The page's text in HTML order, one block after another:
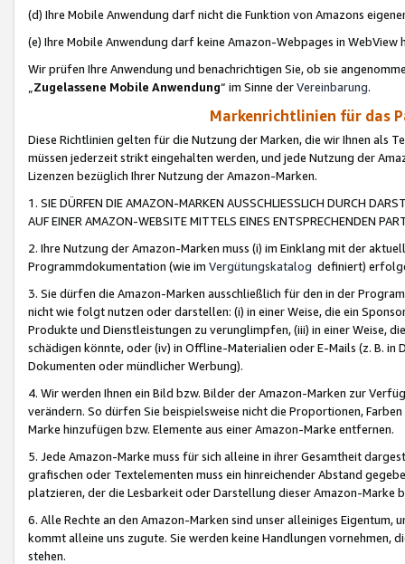
(d) Ihre Mobile Anwendung darf nicht die Funktion von Amazons
(e) Ihre Mobile Anwendung darf keine Amazon-Webpages in WebView
Wir prüfen Ihre Anwendung und benachrichtigen Sie, ob sie
„Zugelassene Mobile Anwendung“ im Sinne derVereinbarung.
Markenrichtlinien für das
Diese Richtlinien gelten für die Nutzung der Marken, die wir Ihnen als
müssen jederzeit strikt eingehalten werden, und jede Nutzung der
Lizenzen bezüglich Ihrer Nutzung der Amazon-Marken.
1. SIE DÜRFEN DIE AMAZON-MARKEN AUSSCHLIESSLICH DURCH
AUF EINER AMAZON-WEBSITE MITTELS EINES ENTSPRECHENDEN
2. Ihre Nutzung der Amazon-Marken muss (i) im Einklang mit der
Programmdokumentation (wie im Vergütungskatalog definiert)
3. Sie dürfen die Amazon-Marken ausschließlich für den in der
nicht wie folgt nutzen oder darstellen: (i) in einer Weise, die ein
Produkte und Dienstleistungen zu verunglimpfen, (iii) in einer Weise,
schädigen könnte, oder (iv) in Offline-Materialien oder E-Mails (z. B. in
Dokumenten oder mündlicher Werbung).
4. Wir werden Ihnen ein Bild bzw. Bilder der Amazon-Marken zur
verändern. So dürfen Sie beispielsweise nicht die Proportionen,
Marke hinzufügen bzw. Elemente aus einer Amazon-Marke entfernen.
5. Jede Amazon-Marke muss für sich alleine in ihrer Gesamtheit
grafischen oder Textelementen muss ein hinreichender Abstand
platzieren, der die Lesbarkeit oder Darstellung dieser Amazon-Marke
6. Alle Rechte an den Amazon-Marken sind unser alleiniges
kommt alleine uns zugute. Sie werden keine Handlungen vornehmen,
stehen.